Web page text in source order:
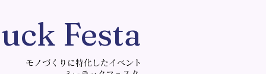
Festa
モノづくりに特化したイベント